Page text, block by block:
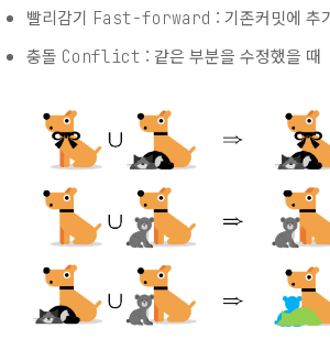
빨리감기 Fast-forward : 기존커밋에 추
충돌 Conflict : 같은 부분을 수정했을 때